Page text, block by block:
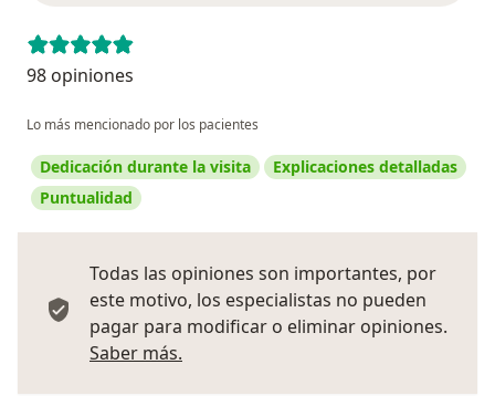
98 opiniones
Lo más mencionado por los pacientes
Dedicación durante la visita
Explicaciones detalladas
Puntualidad
Todas las opiniones son importantes, por
este motivo, los especialistas no pueden
pagar para modificar o eliminar opiniones.
Saber más.